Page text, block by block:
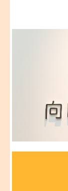
禁煙外来・産
医師紹介